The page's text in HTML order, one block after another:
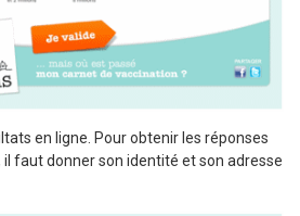
en ligne. Pour obtenir les réponses
faut donner son identité et son adresse